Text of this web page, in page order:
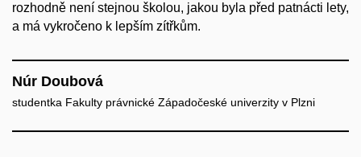
rozhodně není stejnou školou, jakou byla před patnácti lety,
a má vykročeno k lepším zítřkům.
Núr Doubová
studentka Fakulty právnické Západočeské univerzity v Plzni